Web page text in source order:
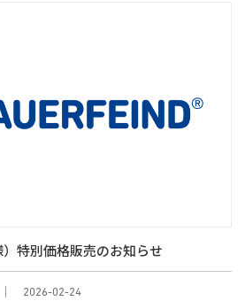
特別価格販売のお知らせ
2026-02-24